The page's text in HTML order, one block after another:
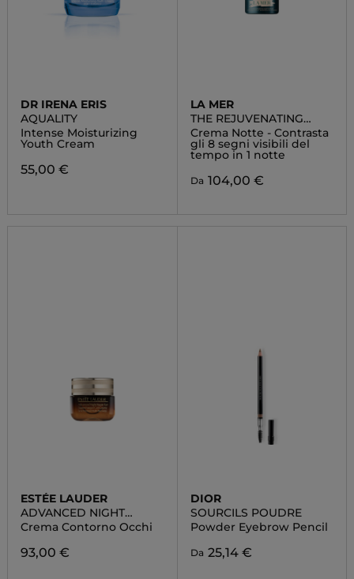
DR IRENA ERIS
AQUALITY
Intense Moisturizing
Youth Cream
55,00 €
LA MER
THE REJUVENATING
NIGHT CREAM
Crema Notte - Contrasta
gli 8 segni visibili del
tempo in 1 notte
Da 104,00 €
ESTÉE LAUDER
ADVANCED NIGHT
REPAIR EYE GEL CREAM
Crema Contorno Occhi
93,00 €
DIOR
SOURCILS POUDRE
Powder Eyebrow Pencil
Da 25,14 €